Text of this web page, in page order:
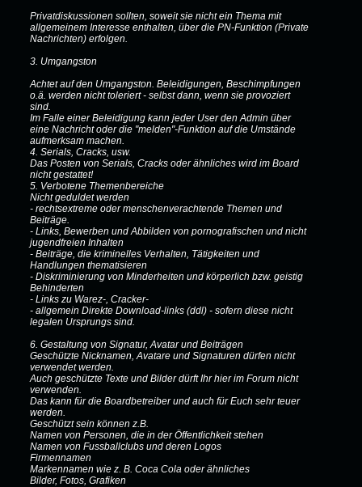
Privatdiskussionen sollten, soweit sie nicht ein Thema mit
allgemeinem Interesse enthalten, über die PN-Funktion (Private
Nachrichten) erfolgen.
3. Umgangston
Achtet auf den Umgangston. Beleidigungen, Beschimpfungen
o.ä. werden nicht toleriert - selbst dann, wenn sie provoziert
sind.
Im Falle einer Beleidigung kann jeder User den Admin über
eine Nachricht oder die "melden"-Funktion auf die Umstände
aufmerksam machen.
4. Serials, Cracks, usw.
Das Posten von Serials, Cracks oder ähnliches wird im Board
nicht gestattet!
5. Verbotene Themenbereiche
Nicht geduldet werden
- rechtsextreme oder menschenverachtende Themen und
Beiträge.
- Links, Bewerben und Abbilden von pornografischen und nicht
jugendfreien Inhalten
- Beiträge, die kriminelles Verhalten, Tätigkeiten und
Handlungen thematisieren
- Diskriminierung von Minderheiten und körperlich bzw. geistig
Behinderten
- Links zu Warez-, Cracker-
- allgemein Direkte Download-links (ddl) - sofern diese nicht
legalen Ursprungs sind.
6. Gestaltung von Signatur, Avatar und Beiträgen
Geschützte Nicknamen, Avatare und Signaturen dürfen nicht
verwendet werden.
Auch geschützte Texte und Bilder dürft Ihr hier im Forum nicht
verwenden.
Das kann für die Boardbetreiber und auch für Euch sehr teuer
werden.
Geschützt sein können z.B.
Namen von Personen, die in der Öffentlichkeit stehen
Namen von Fussballclubs und deren Logos
Firmennamen
Markennamen wie z. B. Coca Cola oder ähnliches
Bilder, Fotos, Grafiken